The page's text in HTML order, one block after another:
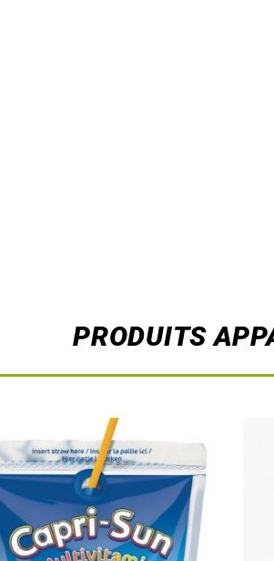
PRODUITS